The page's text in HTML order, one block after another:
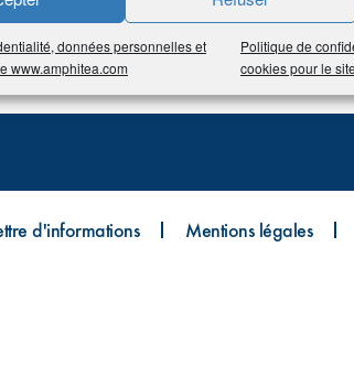
données personnelles et
www.amphitea.com
Politique de
cookies pour le
d'informations Mentions légales